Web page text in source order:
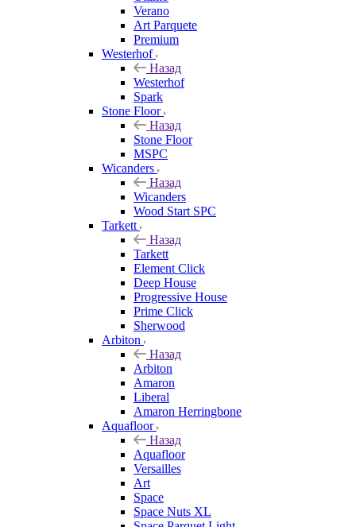
Verano
Art Parquete
Premium
Westerhof
Назад
Westerhof
Spark
Stone Floor
Назад
Stone Floor
MSPC
Wicanders
Назад
Wicanders
Wood Start SPC
Tarkett
Назад
Tarkett
Element Click
Deep House
Progressive House
Prime Click
Sherwood
Arbiton
Назад
Arbiton
Amaron
Liberal
Amaron Herringbone
Aquafloor
Назад
Aquafloor
Versailles
Art
Space
Space Nuts XL